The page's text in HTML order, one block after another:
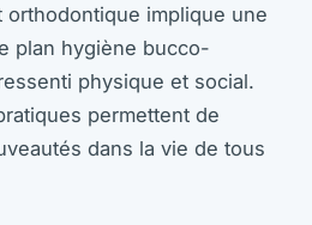
orthodontique implique une
plan hygiène bucco-
physique et social.
permettent de
dans la vie de tous